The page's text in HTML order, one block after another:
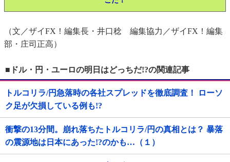
（文／ザイFX！編集長・井口稔 編集協力／ザイFX！編集
部・庄司正高）
■ドル・円・ユーロの明日はどっちだ!?の関連記事
トルコリラ/円急落時の各社スプレッドを徹底調査！ ローソ
ク足が欠損している例も!?
衝撃の13分間。崩れ落ちたトルコリラ/円の真相とは？ 暴落
の震源地は日本にあった!?のかも…（１）